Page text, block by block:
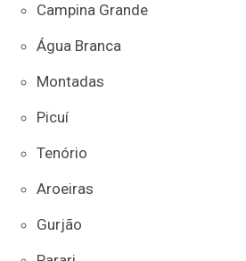
Campina Grande
Água Branca
Montadas
Picuí
Tenório
Aroeiras
Gurjão